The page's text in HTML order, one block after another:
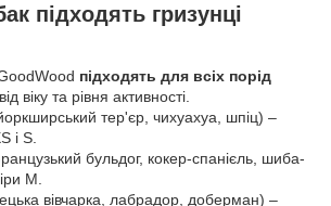
підходять гризунці
підходять для всіх порід
віку та рівня активності.
тер'єр, чихуахуа, шпіц) –
і S.
бульдог, кокер-спанієль, шиба-
M.
вівчарка, лабрадор, доберман) –